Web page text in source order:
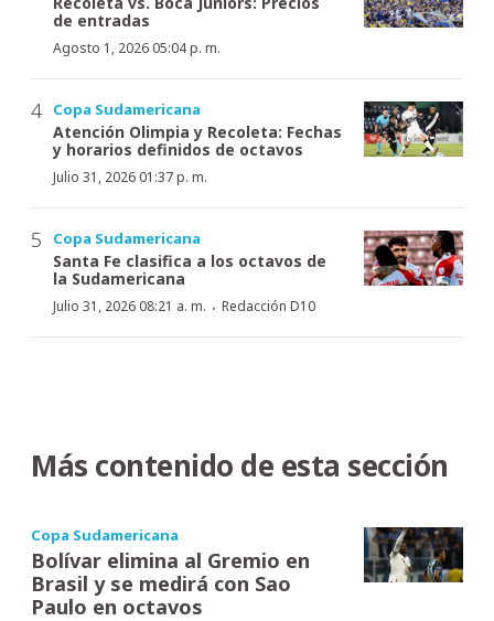
de entradas
Agosto 1, 2026 05:04 p. m.
Copa Sudamericana
Atención Olimpia y Recoleta: Fechas
y horarios definidos de octavos
Julio 31, 2026 01:37 p. m.
Copa Sudamericana
Santa Fe clasifica a los octavos de
la Sudamericana
Julio 31, 2026 08:21 a. m. · Redacción D10
Más contenido de esta sección
Copa Sudamericana
Bolívar elimina al Gremio en
Brasil y se medirá con Sao
Paulo en octavos